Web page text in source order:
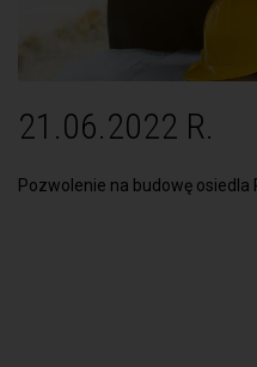
21.06.2022 R.
Pozwolenie na budowę